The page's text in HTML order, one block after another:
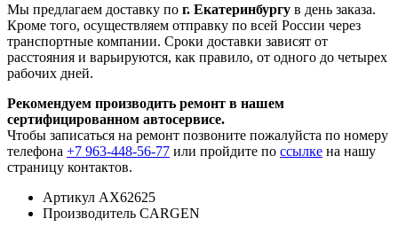
Мы предлагаем доставку по г. Екатеринбургу в день заказа.
Кроме того, осуществляем отправку по всей России через
транспортные компании. Сроки доставки зависят от
расстояния и варьируются, как правило, от одного до четырех
рабочих дней.
Рекомендуем производить ремонт в нашем
сертифицированном автосервисе.
Чтобы записаться на ремонт позвоните пожалуйста по номеру
телефона +7 963-448-56-77 или пройдите по ссылке на нашу
страницу контактов.
Артикул AX62625
Производитель CARGEN